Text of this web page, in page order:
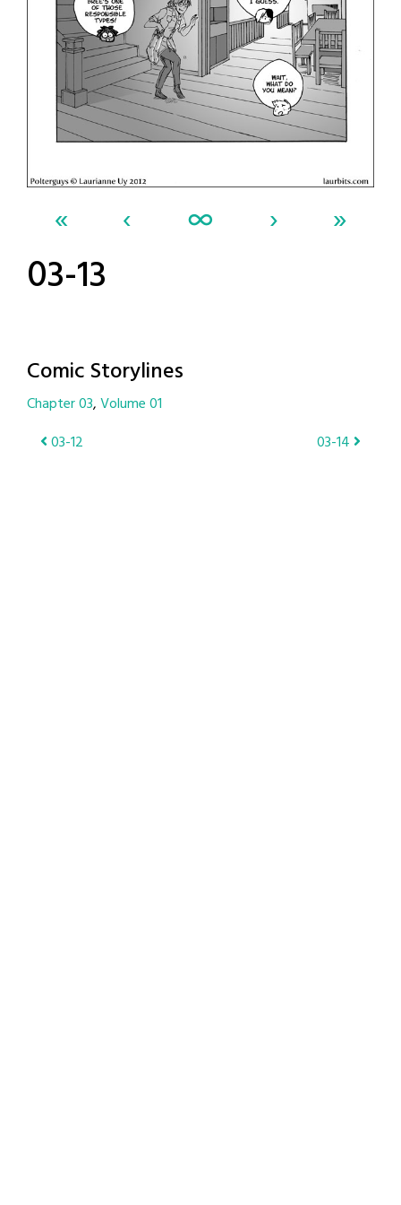
« ‹ ∞ › »
03-13
Comic Storylines
Chapter 03 Volume 01
Post
03-12 03-14